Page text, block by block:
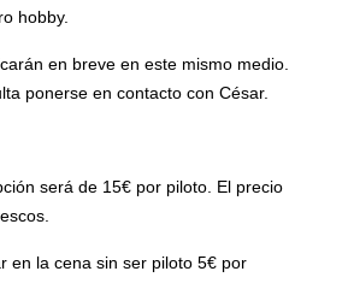
hobby.
en breve en este mismo medio.
ponerse en contacto con César.
será de 15€ por piloto. El precio
en la cena sin ser piloto 5€ por